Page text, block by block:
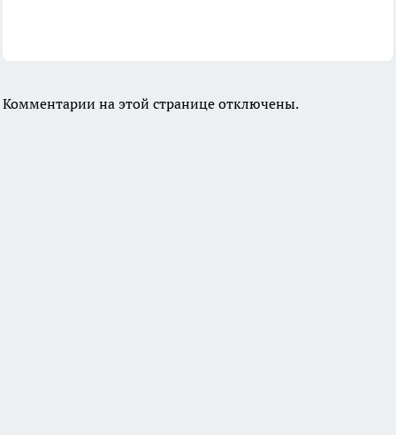
Комментарии на этой странице отключены.